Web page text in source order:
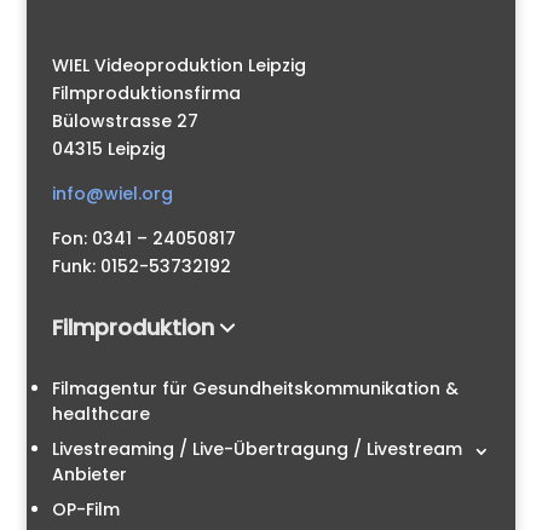
WIEL Videoproduktion Leipzig
Filmproduktionsfirma
Bülowstrasse 27
04315 Leipzig
info@wiel.org
Fon: 0341 – 24050817
Funk: 0152-53732192
Filmproduktion
Filmagentur für Gesundheitskommunikation &
healthcare
Livestreaming / Live-Übertragung / Livestream
Anbieter
OP-Film